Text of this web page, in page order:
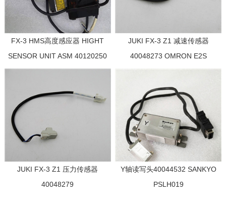
FX-3 HMS高度感应器 HIGHT
SENSOR UNIT ASM 40120250
JUKI FX-3 Z1 减速传感器
40048273 OMRON E2S
JUKI FX-3 Z1 压力传感器
40048279
Y轴读写头40044532 SANKYO
PSLH019